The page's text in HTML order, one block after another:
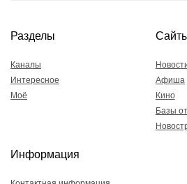
Разделы
Каналы
Интересное
Моё
Афиша
Кино
Базы
Информация